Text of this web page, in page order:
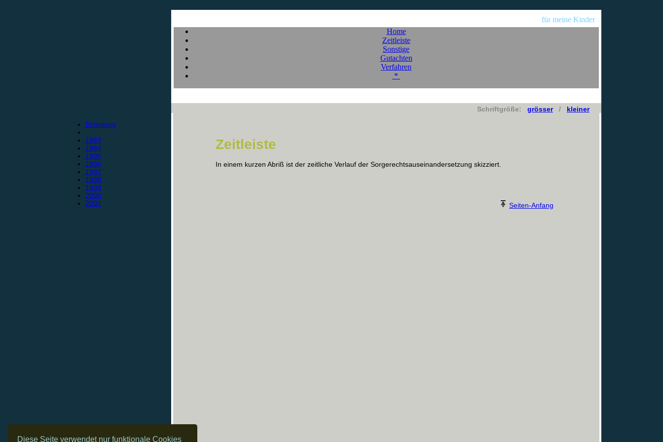
Diese Seite verwendet nur funktionale Cookies
für meine Kinder
Home
Zeitleiste
Sonstige
Gutachten
Verfahren
*
Einleitung
1993
1994
1995
1996
1997
1998
1999
2000
2001
Schriftgröße: grösser/ kleiner
Zeitleiste
In einem kurzen Abriß ist der zeitliche Verlauf der Sorgerechtsauseinandersetzung skizziert.
Seiten-Anfang